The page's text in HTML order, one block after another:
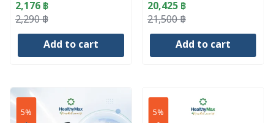
2,290฿
Original
price
2,176 ฿
Current
price
Add to cart
21,500฿
Original
price
20,425 ฿
Current
price
Add to cart
5% 5%